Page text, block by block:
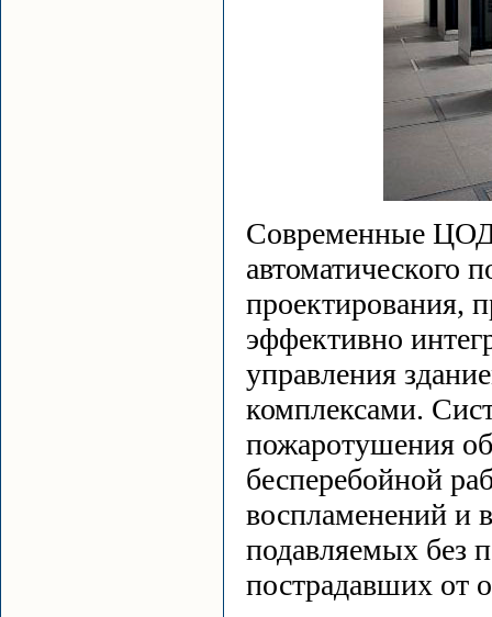
Современные
автоматического
проектирования,
эффективно
управления
комплексами.
пожаротушения
бесперебойной
воспламенений и
подавляемых без
пострадавших от